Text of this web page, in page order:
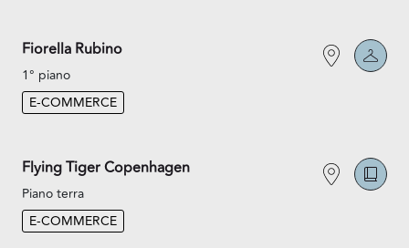
Fiorella Rubino
1° piano
E-COMMERCE
Flying Tiger Copenhagen
Piano terra
E-COMMERCE